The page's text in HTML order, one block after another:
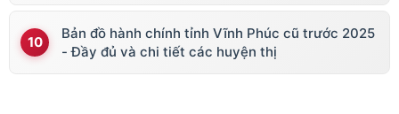
Bản đồ hành chính tỉnh Vĩnh Phúc cũ trước 2025
- Đầy đủ và chi tiết các huyện thị